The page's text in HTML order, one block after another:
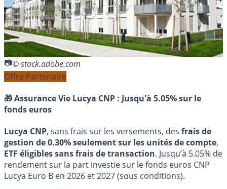
© stock.adobe.com
Offre Partenaire
🎁 Assurance Vie Lucya CNP : Jusqu'à 5.05% sur le
fonds euros
Lucya CNP, sans frais sur les versements, des frais de
gestion de 0.30% seulement sur les unités de compte,
ETF éligibles sans frais de transaction. Jusqu’à 5.05% de
rendement sur la part investie sur le fonds euros CNP
Lucya Euro B en 2026 et 2027 (sous conditions).